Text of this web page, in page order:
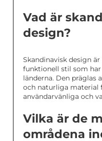
Vad är
design?
Skandinavisk design
funktionell stil som
länderna. Den präglas
och naturliga material
användarvänliga och
Vilka är de
områdena